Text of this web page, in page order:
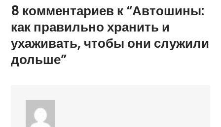
8 комментариев к “Автошины:
как правильно хранить и
ухаживать, чтобы они служили
дольше”